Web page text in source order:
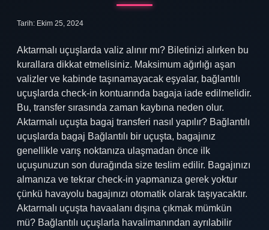
Tarih: Ekim 25, 2024
Aktarmalı uçuşlarda valiz alınır mı? Biletinizi alırken bu
kurallara dikkat etmelisiniz. Maksimum ağırlığı aşan
valizler ve kabinde taşınamayacak eşyalar, bağlantılı
uçuşlarda check-in kontuarında bagaja iade edilmelidir.
Bu, transfer sırasında zaman kaybına neden olur.
Aktarmalı uçuşta bagaj transferi nasıl yapılır? Bağlantılı
uçuşlarda bagaj Bağlantılı bir uçuşta, bagajınız
genellikle varış noktanıza ulaşmadan önce ilk
uçuşunuzun son durağında size teslim edilir. Bagajınızı
almanıza ve tekrar check-in yapmanıza gerek yoktur
çünkü havayolu bagajınızı otomatik olarak taşıyacaktır.
Aktarmalı uçuşta havaalanı dışına çıkmak mümkün
mü? Bağlantılı uçuşlarla havalimanından ayrılabilir